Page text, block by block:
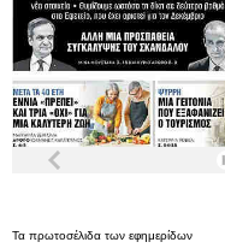
Τα πρωτοσέλιδα των εφημερίδων